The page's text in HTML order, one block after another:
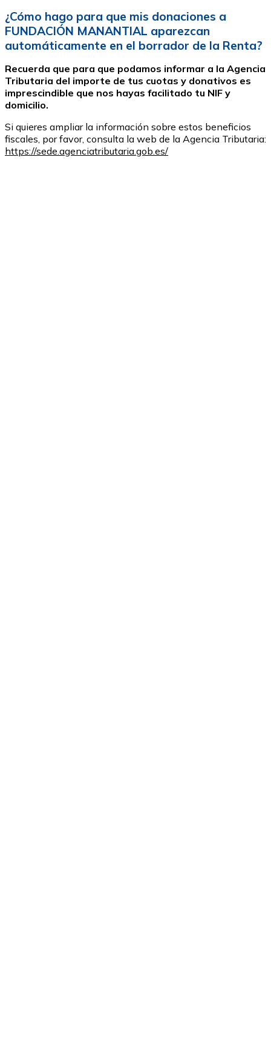
¿Cómo hago para que mis donaciones a
FUNDACIÓN MANANTIAL aparezcan
automáticamente en el borrador de la Renta?
Recuerda que para que podamos informar a la Agencia
Tributaria del importe de tus cuotas y donativos es
imprescindible que nos hayas facilitado tu NIF y
domicilio.
Si quieres ampliar la información sobre estos beneficios
fiscales, por favor, consulta la web de la Agencia Tributaria:
https://sede.agenciatributaria.gob.es/